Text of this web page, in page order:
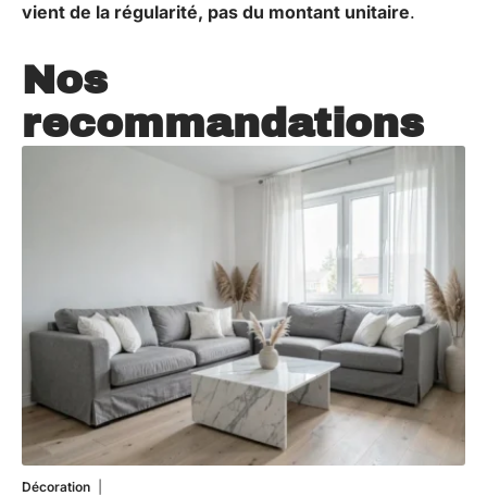
vient de la régularité, pas du montant unitaire.
Nos
recommandations
Décoration